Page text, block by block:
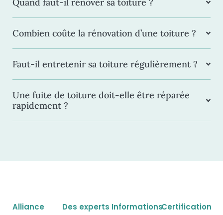
Quand faut-il rénover sa toiture ?
Combien coûte la rénovation d’une toiture ?
Faut-il entretenir sa toiture régulièrement ?
Une fuite de toiture doit-elle être réparée
rapidement ?
Alliance
Des experts InformationsCertification